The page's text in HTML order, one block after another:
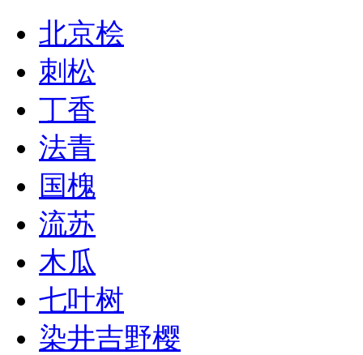
北京桧
刺松
丁香
法青
国槐
流苏
木瓜
七叶树
染井吉野樱